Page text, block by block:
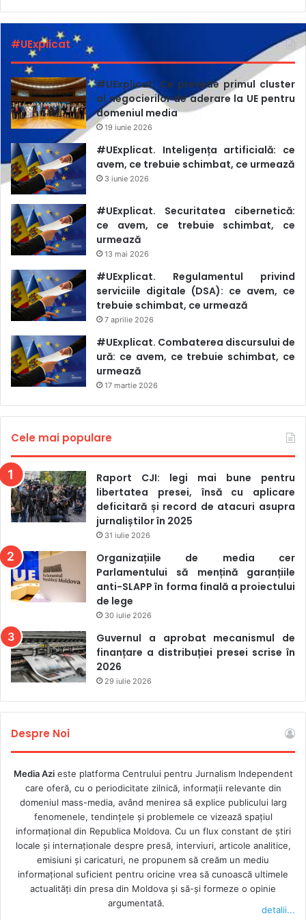
#UExplicat
#UExplicat. Ce prevede primul cluster
al negocierilor de aderare la UE pentru
domeniul media
19 iunie 2026
#UExplicat. Inteligența artificială: ce
avem, ce trebuie schimbat, ce urmează
3 iunie 2026
#UExplicat. Securitatea cibernetică:
ce avem, ce trebuie schimbat, ce
urmează
13 mai 2026
#UExplicat. Regulamentul privind
serviciile digitale (DSA): ce avem, ce
trebuie schimbat, ce urmează
7 aprilie 2026
#UExplicat. Combaterea discursului de
ură: ce avem, ce trebuie schimbat, ce
urmează
17 martie 2026
Cele mai populare
Raport CJI: legi mai bune pentru
libertatea presei, însă cu aplicare
deficitară și record de atacuri asupra
jurnaliștilor în 2025
31 iulie 2026
Organizațiile de media cer
Parlamentului să mențină garanțiile
anti-SLAPP în forma finală a proiectului
de lege
30 iulie 2026
Guvernul a aprobat mecanismul de
finanțare a distribuției presei scrise în
2026
29 iulie 2026
Despre Noi
Media Azieste platforma Centrului pentru Jurnalism Independent
care oferă, cu o periodicitate zilnică, informații relevante din
domeniul mass-media, având menirea să explice publicului larg
fenomenele, tendințele și problemele ce vizează spațiul
informațional din Republica Moldova. Cu un flux constant de ştiri
locale şi internaţionale despre presă, interviuri, articole analitice,
emisiuni și caricaturi, ne propunem să creăm un mediu
informaţional suficient pentru oricine vrea să cunoască ultimele
actualităţi din presa din Moldova şi să-şi formeze o opinie
argumentată.
detalii...